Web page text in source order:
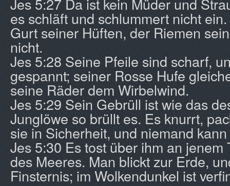
es schläft und schlummert nicht
Gurt seiner Hüften, der Riemen
nicht.
Jes 5:28 Seine Pfeile sind scharf,
gespannt; seiner Rosse Hufe
seine Räder dem Wirbelwind.
Jes 5:29 Sein Gebrüll ist wie das
Junglöwe so brüllt es. Es knurrt,
sie in Sicherheit, und niemand
Jes 5:30 Es tost über ihm an jenem
des Meeres. Man blickt zur Erde,
Finsternis; im Wolkendunkel ist